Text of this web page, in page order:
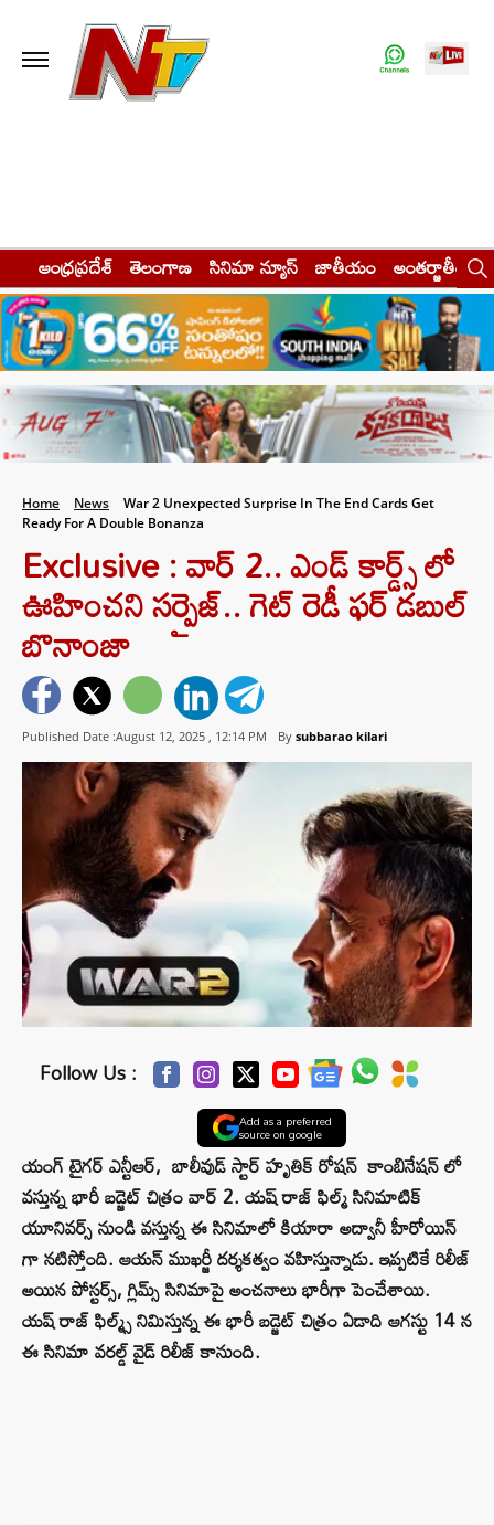
ఆంధ్రప్రదేశ్ తెలంగాణ సినిమా న్యూస్ జాతీయం అంతర్జాతీయం
Home News
War 2 Unexpected Surprise In The End Cards Get
Ready For A Double Bonanza
Exclusive : వార్ 2.. ఎండ్ కార్డ్స్ లో
ఊహించని సర్ప్రైజ్.. గెట్ రెడీ ఫర్ డబుల్
బొనాంజా
Published Date :August 12, 2025 , 12:14 PM By subbarao kilari
Follow Us :
Add as a preferred
source on google
యంగ్ టైగర్ ఎన్టీఆర్, బాలీవుడ్ స్టార్ హృతిక్ రోషన్ కాంబినేషన్ లో
వస్తున్న భారీ బడ్జెట్ చిత్రం వార్ 2. యష్ రాజ్ ఫిల్మ్ సినిమాటిక్
యూనివర్స్ నుండి వస్తున్న ఈ సినిమాలో కియారా అద్వానీ హీరోయిన్
గా నటిస్తోంది. ఆయన్ ముఖర్జీ దర్శకత్వం వహిస్తున్నాడు. ఇప్పటికే రిలీజ్
అయిన పోస్టర్స్, గ్లిమ్స్ సినిమాపై అంచనాలు భారీగా పెంచేశాయి.
యష్ రాజ్ ఫిల్మ్స్ నిమిస్తున్న ఈ భారీ బడ్జెట్ చిత్రం ఏడాది ఆగస్టు 14 న
ఈ సినిమా వరల్డ్ వైడ్ రిలీజ్ కానుంది.